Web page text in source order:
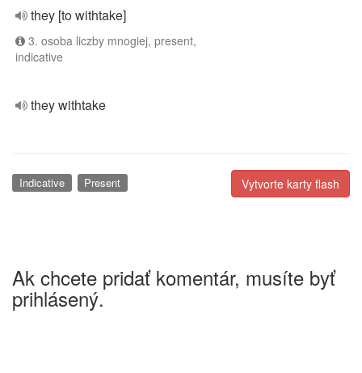
they [to withtake]
3. osoba liczby mnogiej, present,
indicative
they withtake
Vytvorte karty flash
Indicative Present
Ak chcete pridať komentár, musíte byť
prihlásený.